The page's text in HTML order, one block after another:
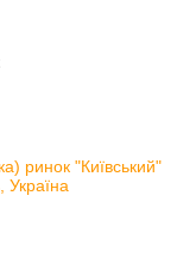
ринок "Київський"
Україна